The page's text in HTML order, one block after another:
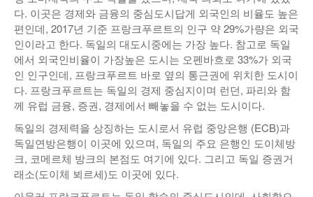
다. 이곳은 경제와 금융의 중심도시답게 외국인의 비율도 높은
편인데, 2017년 기준 프랑크푸르트의 인구 약 29%가량은 외국
인이라고 한다. 독일의 대도시중에는 가장 높다. 참고로 독일
에서 외국인비율이 가장높은 도시는 오펜바흐로 33%가 외국
인 인구인데, 프랑크푸르트 바로 옆의 통근권에 위치한 도시이
다. 프랑크푸르트는 독일의 경제 중심지이며 런던, 파리와 함
께 유럽 금융, 증권, 경제에서 빼놓을 수 없는 도시이다.
독일의 경제력을 상징하는 도시로서 유럽 중앙은행 (ECB)과
독일연방은행이 이곳에 있으며, 독일의 주요 은행인 도이체방
크, 코메르체 방크의 본점도 여기에 있다. 그리고 독일 증권거
래소(도이체 뵈르세)도 이곳에 있다.